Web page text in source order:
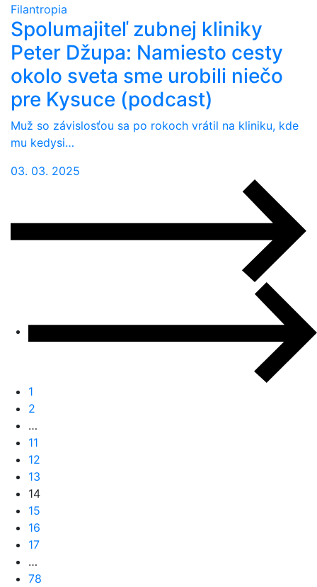
Filantropia
Spolumajiteľ zubnej kliniky
Peter Džupa: Namiesto cesty
okolo sveta sme urobili niečo
pre Kysuce (podcast)
Muž so závislosťou sa po rokoch vrátil na kliniku, kde
mu kedysi…
03. 03. 2025
1
2
…
11
12
13
14
15
16
17
…
78